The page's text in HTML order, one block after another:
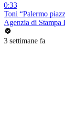
0:33
Toni “Palermo
Agenzia di Stampa
3 settimane fa